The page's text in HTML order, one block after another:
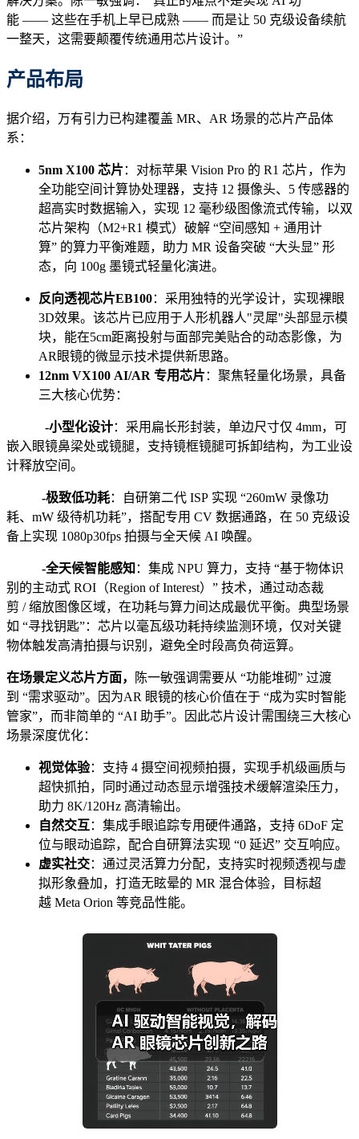
能 —— 这些在手机上早已成熟 —— 而是让 50 克级设备续航
一整天，这需要颠覆传统通用芯片设计。”
产品布局
据介绍，万有引力已构建覆盖 MR、AR 场景的芯片产品体
系：
5nm X100 芯片：对标苹果 Vision Pro 的 R1 芯片，作为
全功能空间计算协处理器，支持 12 摄像头、5 传感器的
超高实时数据输入，实现 12 毫秒级图像流式传输，以双
芯片架构（M2+R1 模式）破解 “空间感知 + 通用计
算” 的算力平衡难题，助力 MR 设备突破 “大头显” 形
态，向 100g 墨镜式轻量化演进。
反向透视芯片EB100​：采用独特的光学设计，实现裸眼
3D效果。该芯片已应用于人形机器人"灵犀"头部显示模
块，能在5cm距离投射与面部完美贴合的动态影像，为
AR眼镜的微显示技术提供新思路。
12nm VX100 AI/AR 专用芯片：聚焦轻量化场景，具备
三大核心优势：
-小型化设计：采用扁长形封装，单边尺寸仅 4mm，可
嵌入眼镜鼻梁处或镜腿，支持镜框镜腿可拆卸结构，为工业设
计释放空间。
-极致低功耗：自研第二代 ISP 实现 “260mW 录像功
耗、mW 级待机功耗”，搭配专用 CV 数据通路，在 50 克级设
备上实现 1080p30fps 拍摄与全天候 AI 唤醒。
-全天候智能感知 ：集成 NPU 算力，支持 “基于物体识
别的主动式 ROI（Region of Interest）” 技术，通过动态裁
剪 / 缩放图像区域，在功耗与算力间达成最优平衡。典型场景
如 “寻找钥匙”：芯片以毫瓦级功耗持续监测环境，仅对关键
物体触发高清拍摄与识别，避免全时段高负荷运算。
在场景定义芯片方面，
陈一敏强调需要从 “功能堆砌” 过渡
到 “需求驱动”。因为AR 眼镜的核心价值在于 “成为实时智能
管家”，而非简单的 “AI 助手”。因此芯片设计需围绕三大核心
场景深度优化：
视觉体验：支持 4 摄空间视频拍摄，实现手机级画质与
超快抓拍，同时通过动态显示增强技术缓解渲染压力，
助力 8K/120Hz 高清输出。
自然交互 ：集成手眼追踪专用硬件通路，支持 6DoF 定
位与眼动追踪，配合自研算法实现 “0 延迟” 交互响应。
虚实社交：通过灵活算力分配，支持实时视频透视与虚
拟形象叠加，打造无眩晕的 MR 混合体验，目标超
越 Meta Orion 等竞品性能。